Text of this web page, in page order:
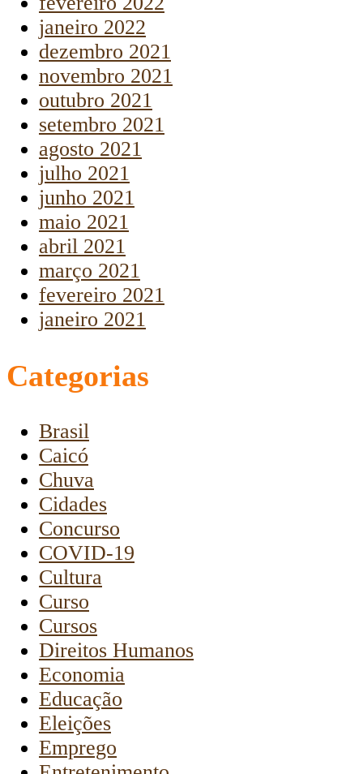
janeiro 2022
dezembro 2021
novembro 2021
outubro 2021
setembro 2021
agosto 2021
julho 2021
junho 2021
maio 2021
abril 2021
março 2021
fevereiro 2021
janeiro 2021
Categorias
Brasil
Caicó
Chuva
Cidades
Concurso
COVID-19
Cultura
Curso
Cursos
Direitos Humanos
Economia
Educação
Eleições
Emprego